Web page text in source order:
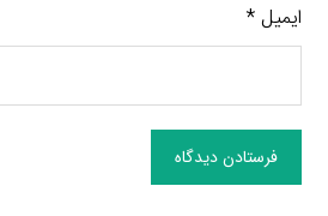
ایمیل*
فرستادن دیدگاه